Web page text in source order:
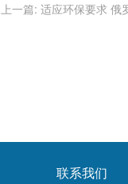
上一篇: 适应
联系我们